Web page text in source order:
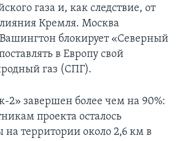
газа и, как следствие, от
Кремля. Москва
блокирует «Северный
в Европу свой
газ (СПГ).
2» завершен более чем на 90%:
проекта осталось
на территории около 2,6 км в